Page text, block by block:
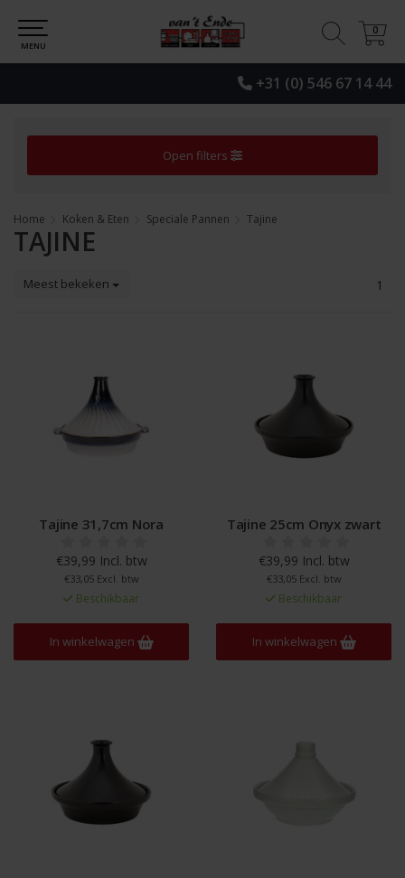
+31 (0) 546 67 14 44
0
0
MENU
Open filters
Home Koken & Eten Speciale Pannen Tajine
TAJINE
Meest bekeken 1
Tajine 31,7cm Nora
€39,99 Incl. btw
€33,05 Excl. btw
Beschikbaar
In winkelwagen
Tajine 25cm Onyx zwart
€39,99 Incl. btw
€33,05 Excl. btw
Beschikbaar
In winkelwagen